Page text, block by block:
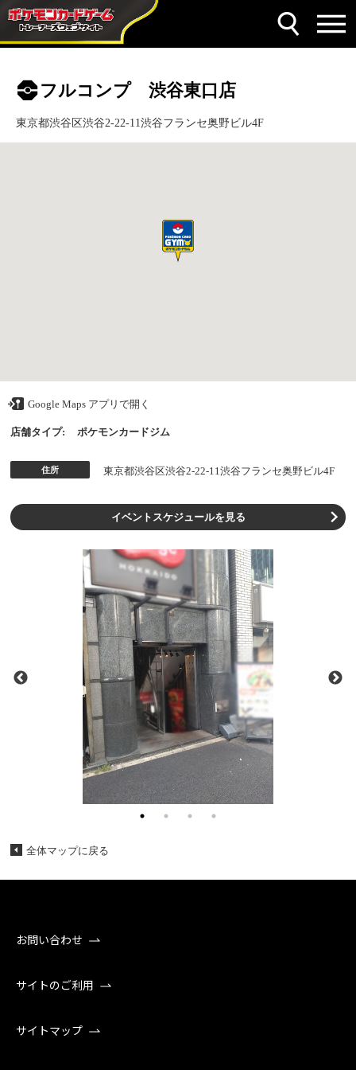
フルコンプ 渋谷東口店
東京都渋谷区渋谷2-22-11渋谷フランセ奥野ビル4F
Google Maps アプリで開く
店舗タイプ: ポケモンカードジム
住所 東京都渋谷区渋谷2-22-11渋谷フランセ奥野ビル4F
イベントスケジュールを見る
全体マップに戻る
お問い合わせ
サイトのご利用
サイトマップ